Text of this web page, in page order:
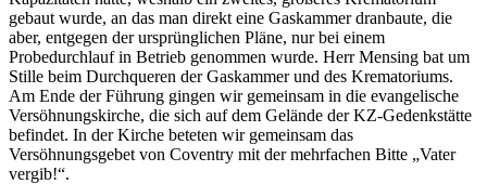
gebaut wurde, an das man direkt eine Gaskammer dranbaute, die
aber, entgegen der ursprünglichen Pläne, nur bei einem
Probedurchlauf in Betrieb genommen wurde. Herr Mensing bat um
Stille beim Durchqueren der Gaskammer und des Krematoriums.
Am Ende der Führung gingen wir gemeinsam in die evangelische
Versöhnungskirche, die sich auf dem Gelände der KZ-Gedenkstätte
befindet. In der Kirche beteten wir gemeinsam das
Versöhnungsgebet von Coventry mit der mehrfachen Bitte „Vater
vergib!“.